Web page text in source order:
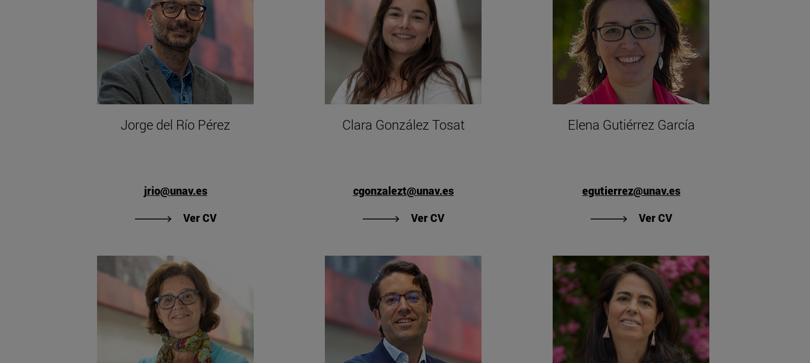
Jorge del Río Pérez
jrio@unav.es
Ver CV"Ver CV de Jorge del Río Pérez"
Clara González Tosat
cgonzalezt@unav.es
Ver CV"Ver CV de Clara González Tosat"
Elena Gutiérrez García
egutierrez@unav.es
Ver CV"Ver CV de Elena Gutiérrez